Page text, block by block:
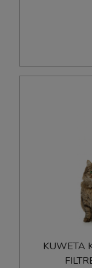
KUWETA